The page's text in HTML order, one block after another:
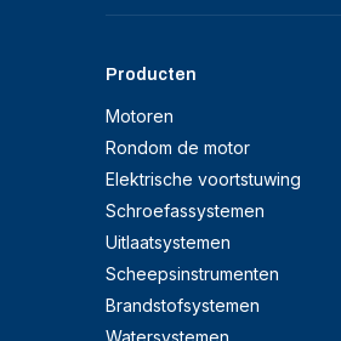
Producten
Motoren
Rondom de motor
Elektrische voortstuwing
Schroefassystemen
Uitlaatsystemen
Scheepsinstrumenten
Brandstofsystemen
Watersystemen